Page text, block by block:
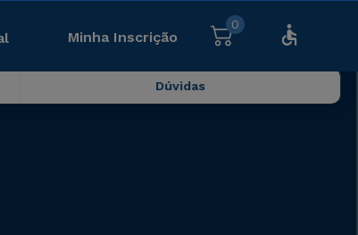
Minha Inscrição
0
Dúvidas